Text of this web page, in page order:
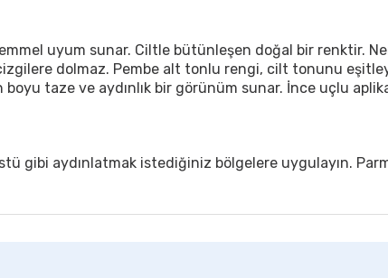
uyum sunar. Ciltle bütünleşen doğal bir renktir.
dolmaz. Pembe alt tonlu rengi, cilt tonunu
boyu taze ve aydınlık bir görünüm sunar. İnce uçlu
gibi aydınlatmak istediğiniz bölgelere uygulayın.